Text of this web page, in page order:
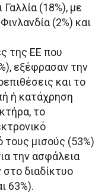
(18%), με
(2%) και
της ΕΕ που
εξέφρασαν την
και το
ή κατάχρηση
το
μισούς (53%)
την ασφάλεια
διαδίκτυο
63%).